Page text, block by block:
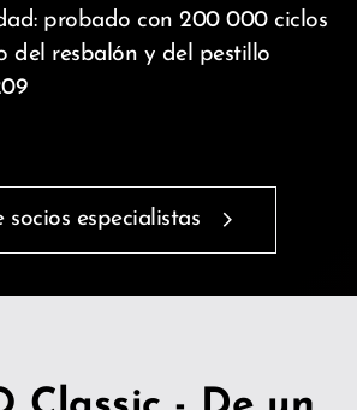
probado con 200 000 ciclos
del resbalón y del pestillo
socios especialistas